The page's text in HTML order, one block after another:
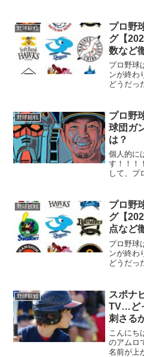
すが、
れって、
野球観戦
プロ野
グ【
数など
プロ野球
ンが終わ
どうだっ
してく
（このペ
野球観戦
プロ野
球団ガ
は？
個人的に
す！！！
して、プ
には何を
画として
野球観戦
プロ野
グ【
点など
プロ野球
ンが終わ
どうだっ
してくだ
のペー
野球観戦
スポナ
TV…ど
刺さる
こんにち
のアムロ
名前が上